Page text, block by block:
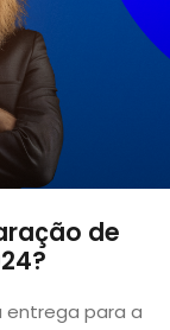
de
entrega para a